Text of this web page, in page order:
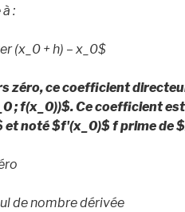
:
(x_ 0 + h) – x_ 0$
zéro, ce coefficient
0; f(x_ 0))$. Ce coefficient
et noté $f'(x_ 0)$ f prime de
de nombre dérivée